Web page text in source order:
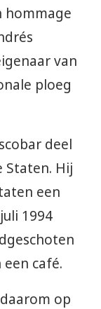
hommage
van
ploeg
deel
Staten. Hij
een
1994
café.
op